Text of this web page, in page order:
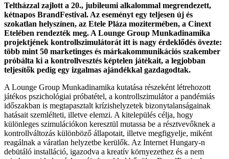
Teltházzal zajlott a 20., jubileumi alkalommal megrendezett,
kétnapos BrandFestival. Az eseményt egy teljesen új és
szokatlan helyszínen, az Etele Pláza mozitermében, a Cinext
Etelében rendezték meg. A Lounge Group Munkadinamika
projektjének kontrollszimulátorát itt is nagy érdeklődés övezte:
több mint 50 marketinges és márkakommunikációs szakember
próbálta ki a kontrollvesztés képtelen játékait, a legjobban
teljesítők pedig egy izgalmas ajándékkal gazdagodtak.
A Lounge Group Munkadinamika kutatása részeként létrehozott
játékos pszichológiai próbatétel, a kontrollszimulátor a pandémiás
időszakban is megtapasztalt krízishelyzetek bizonytalanságainak
hatásait szemlélteti, illetve elemzi. A kitelepülés célja, hogy
különleges szimulációkon keresztül mutassa be a résztvevőknek a
kontrollváltozás különböző állapotait, illetve megfigyelje, miként
reagálnak a váratlan helyzetbe kerülők. Az Internet Hungary-n
debütáló installáció, igazodva a kreatív környezethez és a nem